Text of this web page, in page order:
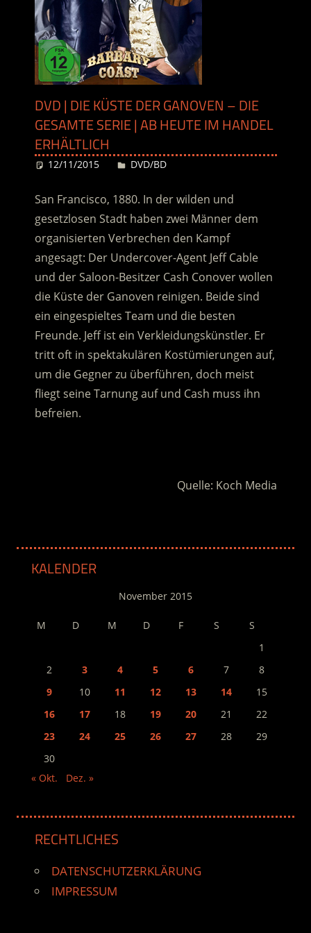
DVD | DIE KÜSTE DER GANOVEN – DIE
GESAMTE SERIE | AB HEUTE IM HANDEL
ERHÄLTLICH
12/11/2015 Desiree
DVD/BD
San Francisco, 1880. In der wilden und
gesetzlosen Stadt haben zwei Männer dem
organisierten Verbrechen den Kampf
angesagt: Der Undercover-Agent Jeff Cable
und der Saloon-Besitzer Cash Conover wollen
die Küste der Ganoven reinigen. Beide sind
ein eingespieltes Team und die besten
Freunde. Jeff ist ein Verkleidungskünstler. Er
tritt oft in spektakulären Kostümierungen auf,
um die Gegner zu überführen, doch meist
fliegt seine Tarnung auf und Cash muss ihn
befreien.
Quelle: Koch Media
KALENDER
November 2015
M D M D F S
S
1
2
3 4 5 6 7
8
9
10 11 12 13 14
15
16
17 18 19 20 21
22
23
24 25 26 27 28
29
30
« Okt.
Dez. »
RECHTLICHES
DATENSCHUTZERKLÄRUNG
IMPRESSUM